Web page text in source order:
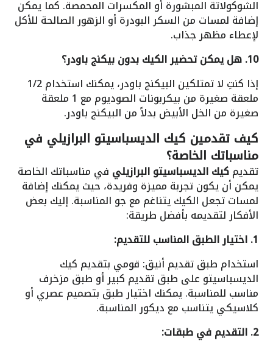
الشوكولاتة المبشورة أو المكسرات المحمصة. كما يمكن
إضافة لمسات من السكر البودرة أو الزهور الصالحة للأكل
لإعطاء مظهر جذاب.
10. هل يمكن تحضير الكيك بدون بيكنج باودر؟
إذا كنتِ لا تمتلكين البيكنج باودر، يمكنك استخدام 1/2
ملعقة صغيرة من بيكربونات الصوديوم مع 1 ملعقة
صغيرة من الخل الأبيض بدلاً من البيكنج باودر.
كيف تقدمين كيك الديسباسيتو البرازيلي في
مناسباتك الخاصة؟
تقديمكيك الديسباسيتو البرازيلي في مناسباتك الخاصة
يمكن أن يكون تجربة مميزة وفريدة، حيث يمكنك إضافة
لمسات تجعل الكيك يتناغم مع جو المناسبة. إليك بعض
الأفكار لتقديمه بأفضل طريقة:
1. اختيار الطبق المناسب للتقديم:
استخدام طبق تقديم أنيق: قومي بتقديم كيك
الديسباسيتو على طبق تقديم كبير أو طبق مزخرف
مناسب للمناسبة. يمكنك اختيار طبق بتصميم عصري أو
كلاسيكي يتناسب مع ديكور المناسبة.
2. التقديم في طبقات: